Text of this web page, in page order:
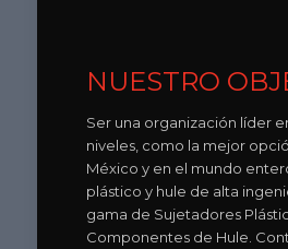
NUESTRO
Ser una organización líder
niveles, como la mejor
México y en el mundo
plástico y hule de alta
gama de Sujetadores
Componentes de Hule.